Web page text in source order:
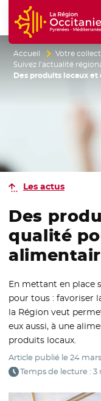
Accueil
Accueil Votre
Suivez l’actualité
Des produits locaux
Les actus
Des
qualité
En mettant en place
pour tous : favoriser
la Région veut
eux aussi, à une
produits locaux.
Article publié le24
Temps de lecture : 3